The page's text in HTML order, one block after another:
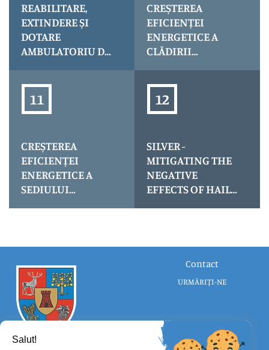
REABILITARE,
EXTINDERE ȘI
DOTARE
AMBULATORIU DE
CREȘTEREA
EFICIENȚEI
ENERGETICE A
CLĂDIRII
NEGREȘTI OAȘ
(CLĂDIRE SPITAL
CREȘTEREA
EFICIENȚEI
ENERGETICE A
SEDIULUI
MARE
SILVER -
MITIGATING THE
NEGATIVE
EFFECTS OF HAIL
Contact
URMĂRIȚI-NE
Salut!